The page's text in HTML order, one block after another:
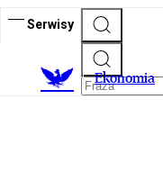
Serwisy
Ekonomia